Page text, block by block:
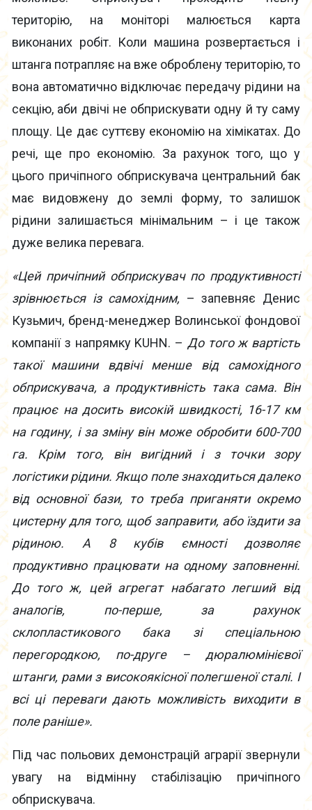
територію, на моніторі малюється карта
виконаних робіт. Коли машина розвертається і
штанга потрапляє на вже оброблену територію, то
вона автоматично відключає передачу рідини на
секцію, аби двічі не обприскувати одну й ту саму
площу. Це дає суттєву економію на хімікатах. До
речі, ще про економію. За рахунок того, що у
цього причіпного обприскувача центральний бак
має видовжену до землі форму, то залишок
рідини залишається мінімальним – і це також
дуже велика перевага.
«Цей причіпний обприскувач по продуктивності
зрівнюється із самохідним, – запевняє Денис
Кузьмич, бренд-менеджер Волинської фондової
компанії з напрямку KUHN. – До того ж вартість
такої машини вдвічі менше від самохідного
обприскувача, а продуктивність така сама. Він
працює на досить високій швидкості, 16-17 км
на годину, і за зміну він може обробити 600-700
га. Крім того, він вигідний і з точки зору
логістики рідини. Якщо поле знаходиться далеко
від основної бази, то треба приганяти окремо
цистерну для того, щоб заправити, або їздити за
рідиною. А 8 кубів ємності дозволяє
продуктивно працювати на одному заповненні.
До того ж, цей агрегат набагато легший від
аналогів, по-перше, за рахунок
склопластикового бака зі спеціальною
перегородкою, по-друге – дюралюмінієвої
штанги, рами з високоякісної полегшеної сталі. І
всі ці переваги дають можливість виходити в
поле раніше».
Під час польових демонстрацій аграрії звернули
увагу на відмінну стабілізацію причіпного
обприскувача.